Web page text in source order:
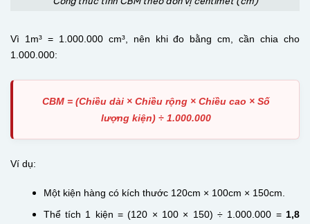
Vì 1m³ = 1.000.000 cm³, nên khi đo bằng cm, cần chia cho
1.000.000:
CBM = (Chiều dài × Chiều rộng × Chiều cao × Số
lượng kiện) ÷ 1.000.000
Ví dụ:
Một kiện hàng có kích thước 120cm × 100cm × 150cm.
Thể tích 1 kiện = (120 × 100 × 150) ÷ 1.000.000 = 1,8